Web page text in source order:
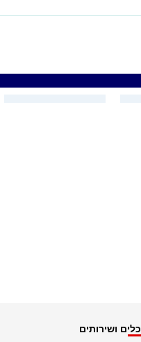
כלים ושירותים